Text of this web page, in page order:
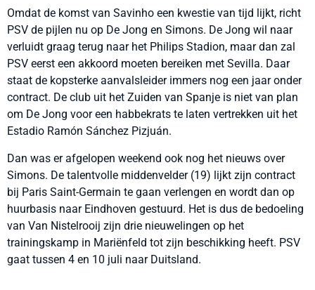
Omdat de komst van Savinho een kwestie van tijd lijkt, richt
PSV de pijlen nu op De Jong en Simons. De Jong wil naar
verluidt graag terug naar het Philips Stadion, maar dan zal
PSV eerst een akkoord moeten bereiken met Sevilla. Daar
staat de kopsterke aanvalsleider immers nog een jaar onder
contract. De club uit het Zuiden van Spanje is niet van plan
om De Jong voor een habbekrats te laten vertrekken uit het
Estadio Ramón Sánchez Pizjuán.
Dan was er afgelopen weekend ook nog het nieuws over
Simons. De talentvolle middenvelder (19) lijkt zijn contract
bij Paris Saint-Germain te gaan verlengen en wordt dan op
huurbasis naar Eindhoven gestuurd. Het is dus de bedoeling
van Van Nistelrooij zijn drie nieuwelingen op het
trainingskamp in Mariënfeld tot zijn beschikking heeft. PSV
gaat tussen 4 en 10 juli naar Duitsland.